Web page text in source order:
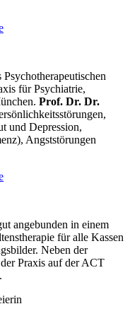
für Psychiatrie,
Prof. Dr. Dr.
und Depression,
Angststörungen
angebunden in einem
für alle Kassen
Neben der
Praxis auf der ACT